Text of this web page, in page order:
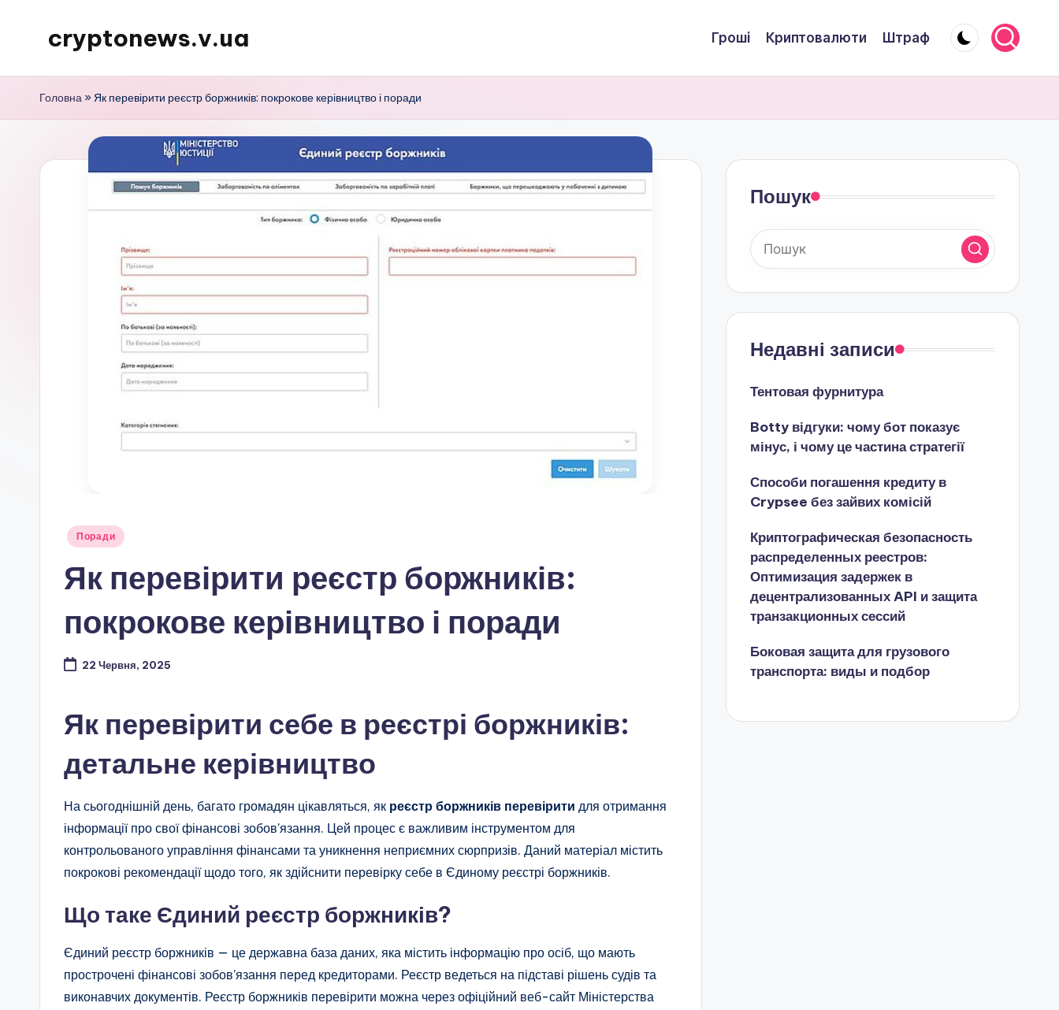
Перейтиcryptonews.v.ua
новини
аналітика,
курси,
Гроші Криптовалюти Штраф
Головна»Як перевірити реєстр боржників: покрокове керівництво і поради
Опубліковано
Поради
Як перевірити реєстр боржників:
покрокове керівництво і поради
22 Червня, 2025
Як перевірити себе в реєстрі боржників:
детальне керівництво
На сьогоднішній день, багато громадян цікавляться, як реєстр боржників перевірити для отримання
інформації про свої фінансові зобов’язання. Цей процес є важливим інструментом для
контрольованого управління фінансами та уникнення неприємних сюрпризів. Даний матеріал містить
покрокові рекомендації щодо того, як здійснити перевірку себе в Єдиному реєстрі боржників.
Що таке Єдиний реєстр боржників?
Єдиний реєстр боржників — це державна база даних, яка містить інформацію про осіб, що мають
прострочені фінансові зобов’язання перед кредиторами. Реєстр ведеться на підставі рішень судів та
виконавчих документів. Реєстр боржників перевірити можна через офіційний веб-сайт Міністерства
Пошук
Недавні записи
Тентовая фурнитура
Botty відгуки: чому бот показує
мінус, і чому це частина стратегії
Способи погашення кредиту в
Crypsee без зайвих комісій
Криптографическая безопасность
распределенных реестров:
Оптимизация задержек в
децентрализованных API и защита
транзакционных сессий
Боковая защита для грузового
транспорта: виды и подбор